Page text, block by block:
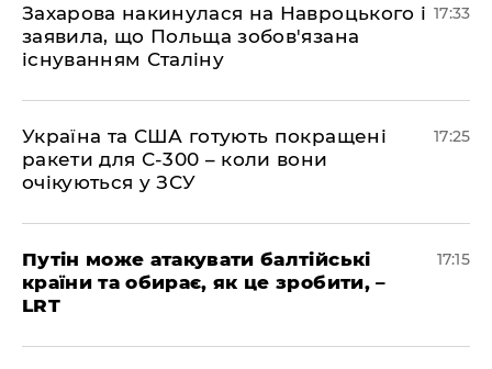
​Захарова накинулася на Навроцького і
заявила, що Польща зобов'язана
існуванням Сталіну
17:33
​Україна та США готують покращені
ракети для С-300 – коли вони
очікуються у ЗСУ
17:25
​Путін може атакувати балтійські
країни та обирає, як це зробити, –
LRT
17:15